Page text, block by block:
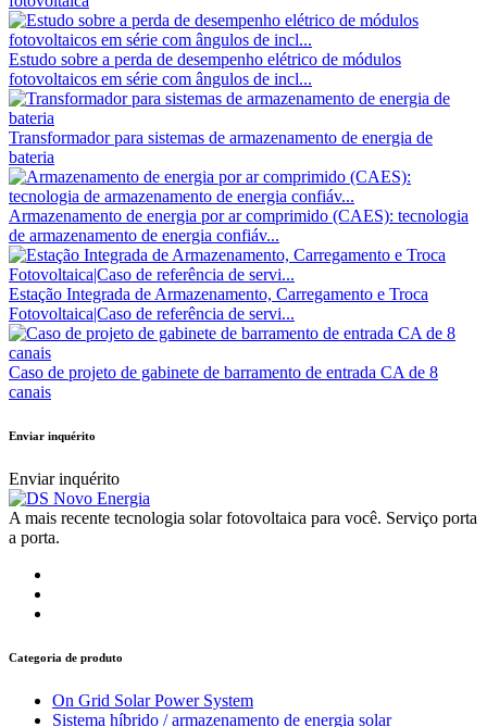
Estudo sobre a perda de desempenho elétrico de módulos
fotovoltaicos em série com ângulos de incl...
Transformador para sistemas de armazenamento de energia de
bateria
Armazenamento de energia por ar comprimido (CAES): tecnologia
de armazenamento de energia confiáv...
Estação Integrada de Armazenamento, Carregamento e Troca
Fotovoltaica|Caso de referência de servi...
Caso de projeto de gabinete de barramento de entrada CA de 8
canais
Enviar inquérito
Enviar inquérito
A mais recente tecnologia solar fotovoltaica para você. Serviço porta
a porta.
Categoria de produto
On Grid Solar Power System
Sistema híbrido / armazenamento de energia solar